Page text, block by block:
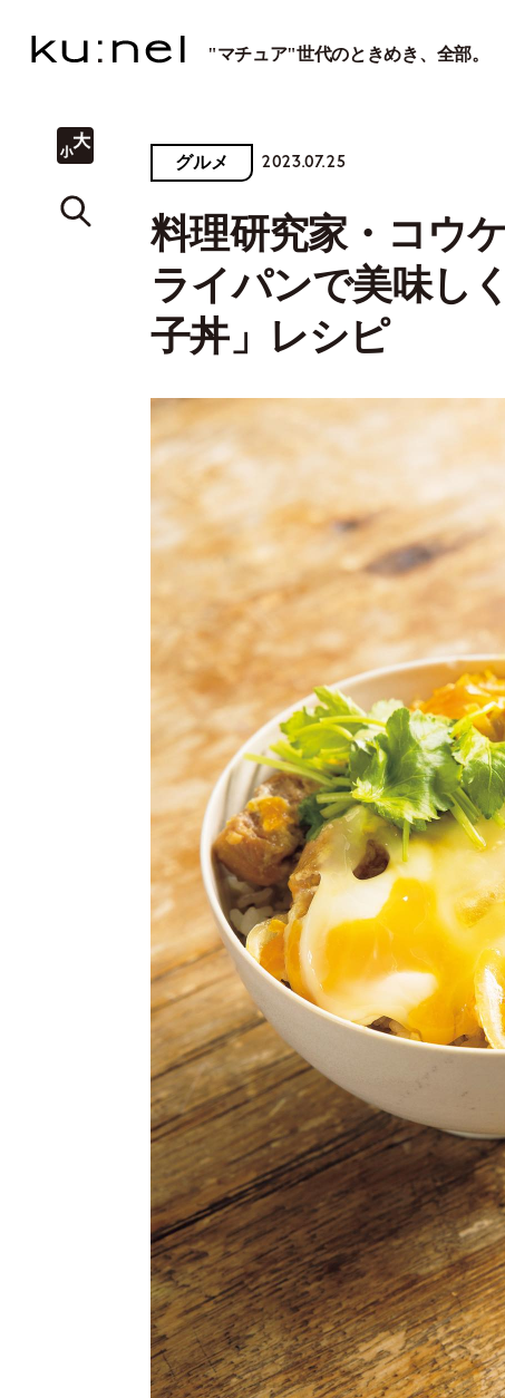
"マチュア"世代のときめき、全部。
グルメ 2023.07.25
料理研究家・コウ
ライパンで美味し
子丼」レシピ